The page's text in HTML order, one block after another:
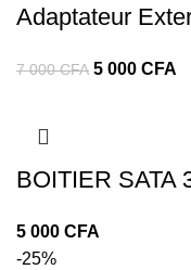
Adaptateur
7 000CFA 5 000 CFA
BOITIER SATA
CFA
-25%